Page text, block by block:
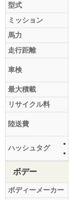
型式
ミッション
馬力
走行距離
車検
最大積載
リサイクル料
陸送費
ハッシュタグ
ボデー
ボディーメーカー